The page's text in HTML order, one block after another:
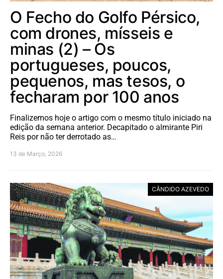
O Fecho do Golfo Pérsico,
com drones, mísseis e
minas (2) – Os
portugueses, poucos,
pequenos, mas tesos, o
fecharam por 100 anos
Finalizemos hoje o artigo com o mesmo título iniciado na
edição da semana anterior. Decapitado o almirante Piri
Reis por não ter derrotado as…
13 de Março, 2026
CÂNDIDO AZEVEDO